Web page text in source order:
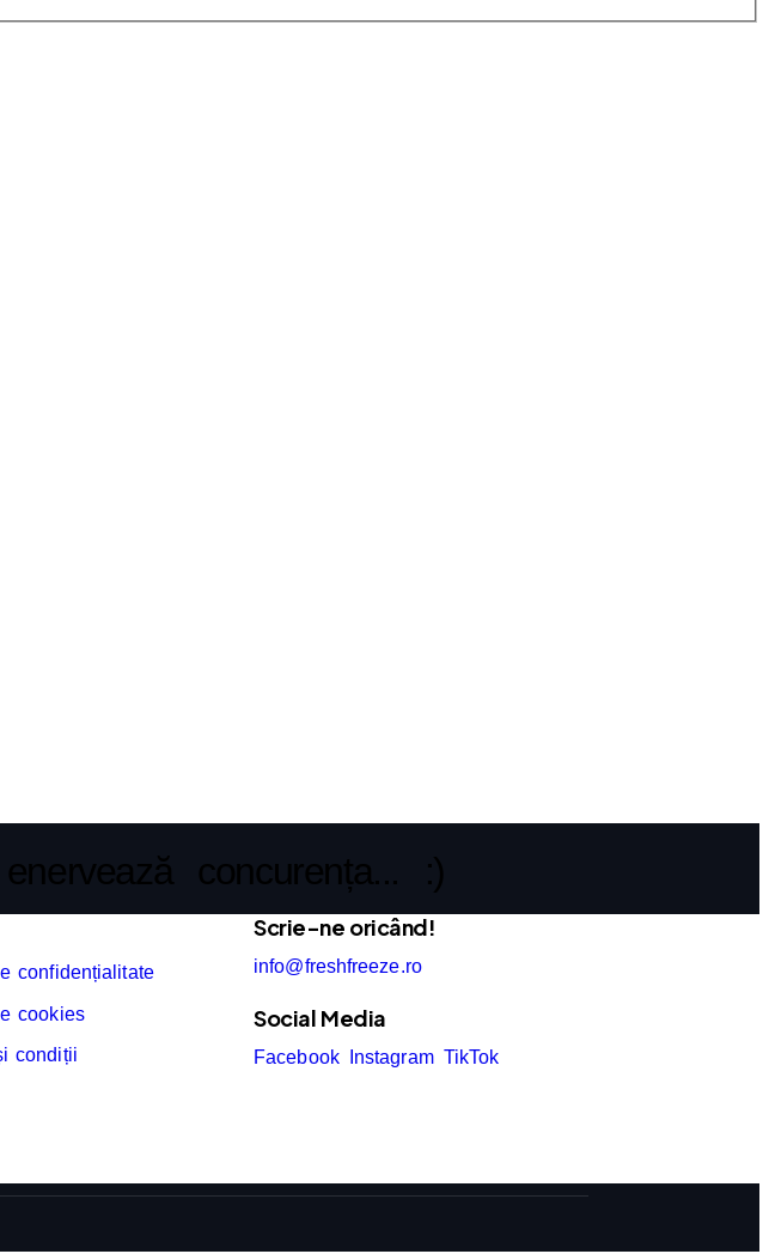
concurența... :)
confidențialitate
cookies
condiții
Scrie-ne oricând!
info@freshfreeze.ro
Social Media
Facebook Instagram TikTok